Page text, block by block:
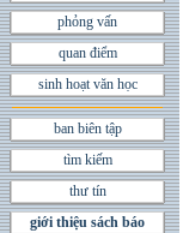
phỏng vấn
quan điểm
sinh hoạt văn học
ban biên tập
tìm kiếm
thư tín
giới thiệu sách báo